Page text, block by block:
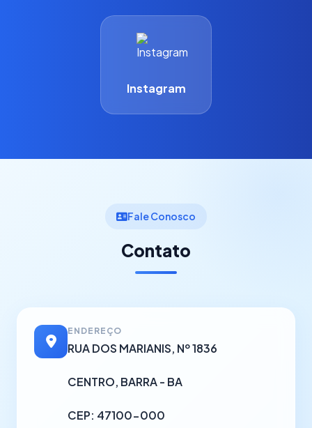
Instagram
Fale Conosco
Contato
ENDEREÇO
RUA DOS MARIANIS, Nº 1836
CENTRO, BARRA - BA
CEP: 47100-000